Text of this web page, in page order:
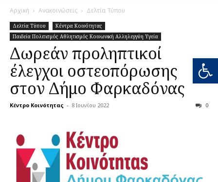
Αρχική Ανακοινώσεις Δελτία Τύπου
Δελτία Τύπου
Κέντρα Κοινότητας
Παιδεία Πολιτισμός Αθλητισμός Κοινωνική Αλληλεγγύη Υγεία
Δωρεάν προληπτικοί
έλεγχοι οστεοπόρωσης
στον Δήμο Φαρκαδόνας
Κέντρο Κοινότητας - 8 Ιουνίου 2022 0